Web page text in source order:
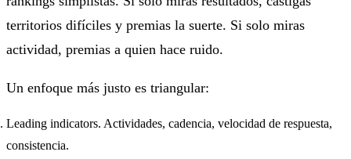
territorios difíciles y premias la suerte. Si solo miras
actividad, premias a quien hace ruido.
Un enfoque más justo es triangular:
Leading indicators. Actividades, cadencia, velocidad de respuesta,
consistencia.